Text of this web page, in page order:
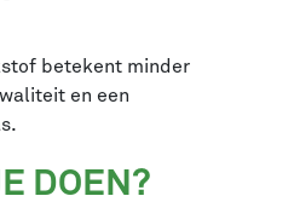
betekent minder
en een
DOEN?